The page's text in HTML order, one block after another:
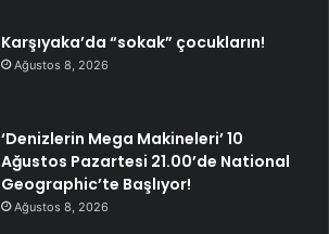
Karşıyaka’da “sokak” çocukların!
Ağustos 8, 2026
‘Denizlerin Mega Makineleri’ 10
Ağustos Pazartesi 21.00’de National
Geographic’te Başlıyor!
Ağustos 8, 2026